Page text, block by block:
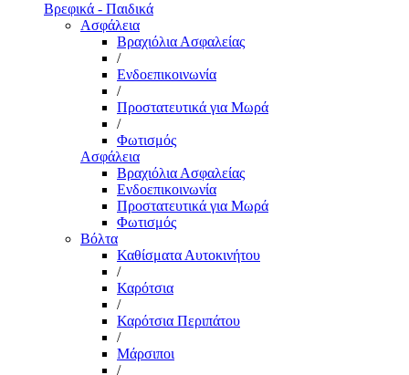
Βρεφικά - Παιδικά
Ασφάλεια
Βραχιόλια Ασφαλείας
/
Ενδοεπικοινωνία
/
Προστατευτικά για Μωρά
/
Φωτισμός
Ασφάλεια
Βραχιόλια Ασφαλείας
Ενδοεπικοινωνία
Προστατευτικά για Μωρά
Φωτισμός
Βόλτα
Καθίσματα Αυτοκινήτου
/
Καρότσια
/
Καρότσια Περιπάτου
/
Μάρσιποι
/